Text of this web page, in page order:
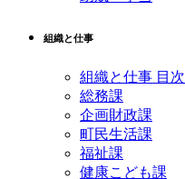
組織と仕事
組織と仕事 目次
総務課
企画財政課
町民生活課
福祉課
健康こども課